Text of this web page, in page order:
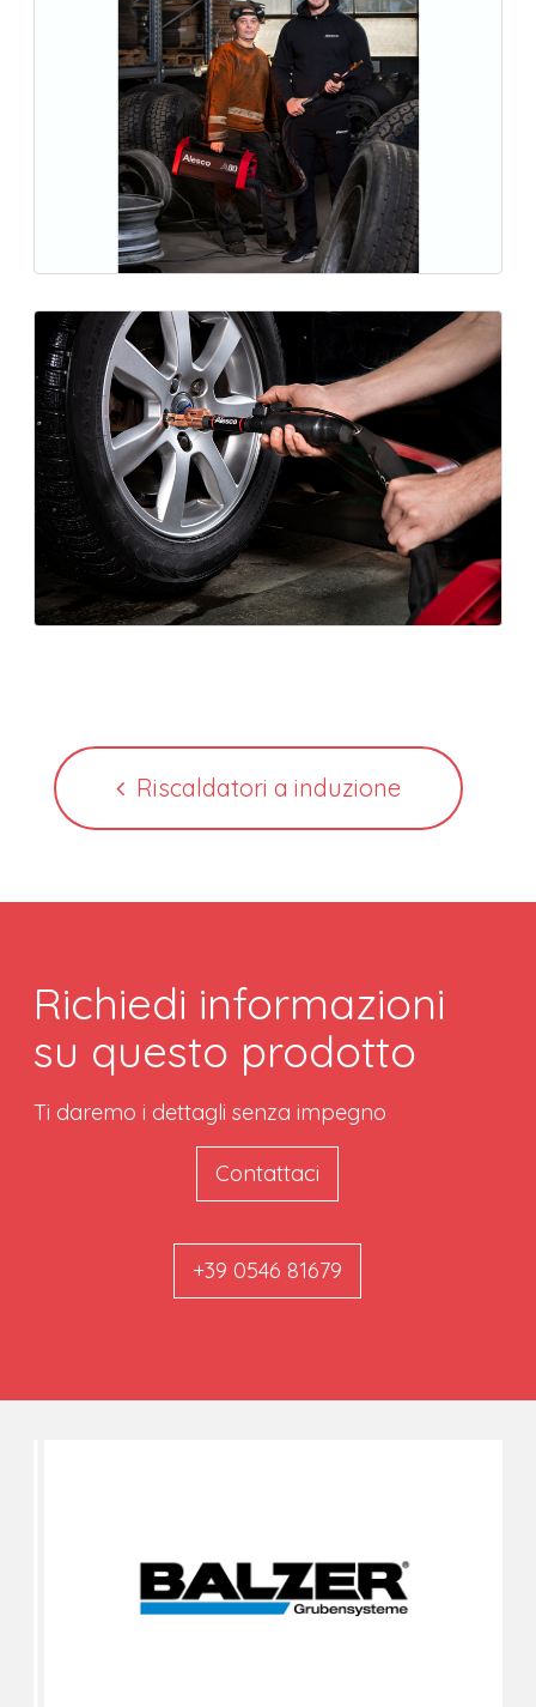
Riscaldatori a induzione
Richiedi informazioni
su questo prodotto
Ti daremo i dettagli senza impegno
Contattaci
+39 0546 81679